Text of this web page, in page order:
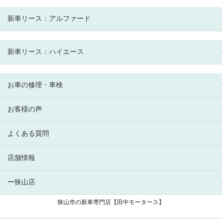
新車リース：アルファード
新車リース：ハイエース
お車の修理・車検
お客様の声
よくある質問
店舗情報
ー狭山店
狭山市の新車専門店【田中モータース】